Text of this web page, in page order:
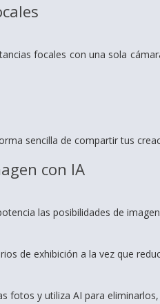
focales con una sola
sencilla de compartir tus
con IA
las posibilidades de
de exhibición a la vez que
fotos y utiliza AI para